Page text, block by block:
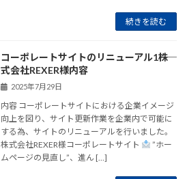
続きを読む
コーポレートサイトのリニューアル1――株
式会社REXER様内容
2025年7月29日
内容 コーポレートサイトにおける企業イメージ
向上を図り、サイト更新作業を企業内で可能に
する為、サイトのリニューアルを行いました。
株式会社REXER様コーポレートサイト
”ホー
ムページの見直し”、進ん […]